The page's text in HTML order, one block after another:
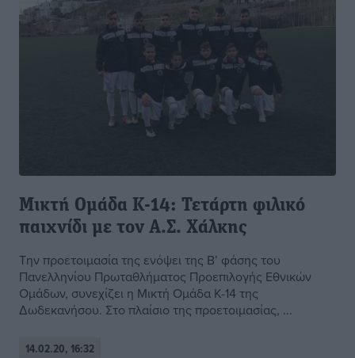
Μικτή Ομάδα Κ-14: Τετάρτη φιλικό
παιχνίδι με τον Α.Σ. Χάλκης
Την προετοιμασία της ενόψει της Β’ φάσης του
Πανελληνίου Πρωταθλήματος Προεπιλογής Εθνικών
Ομάδων, συνεχίζει η Μικτή Ομάδα Κ-14 της
Δωδεκανήσου. Στο πλαίσιο της προετοιμασίας, ...
14.02.20, 16:32